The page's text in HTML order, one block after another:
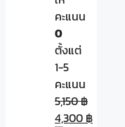
คะแนน
0
ตั้งแต่
1-5
คะแนน
5,150฿
4,300 ฿